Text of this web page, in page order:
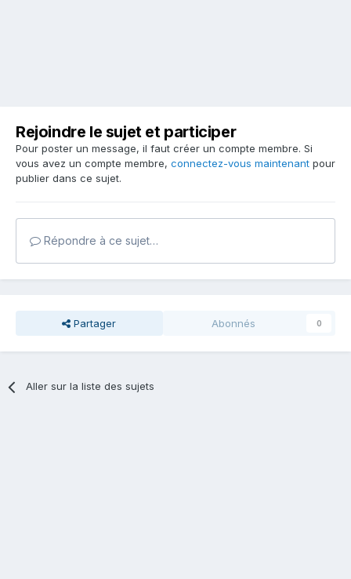
Rejoindre le sujet et participer
Pour poster un message, il faut créer un compte membre. Si
vous avez un compte membre, connectez-vous maintenant pour
publier dans ce sujet.
Répondre à ce sujet…
Partager Abonnés 0
Aller sur la liste des sujets